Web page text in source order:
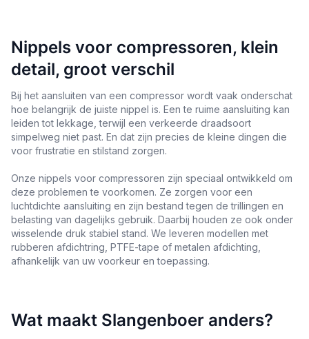
Nippels voor compressoren, klein
detail, groot verschil
Bij het aansluiten van een compressor wordt vaak onderschat
hoe belangrijk de juiste nippel is. Een te ruime aansluiting kan
leiden tot lekkage, terwijl een verkeerde draadsoort
simpelweg niet past. En dat zijn precies de kleine dingen die
voor frustratie en stilstand zorgen.
Onze nippels voor compressoren zijn speciaal ontwikkeld om
deze problemen te voorkomen. Ze zorgen voor een
luchtdichte aansluiting en zijn bestand tegen de trillingen en
belasting van dagelijks gebruik. Daarbij houden ze ook onder
wisselende druk stabiel stand. We leveren modellen met
rubberen afdichtring, PTFE-tape of metalen afdichting,
afhankelijk van uw voorkeur en toepassing.
Wat maakt Slangenboer anders?